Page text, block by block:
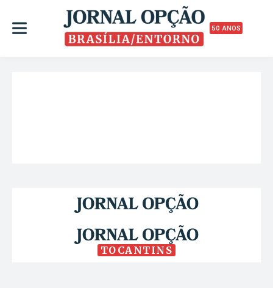
50 ANOS
TOCANTINS